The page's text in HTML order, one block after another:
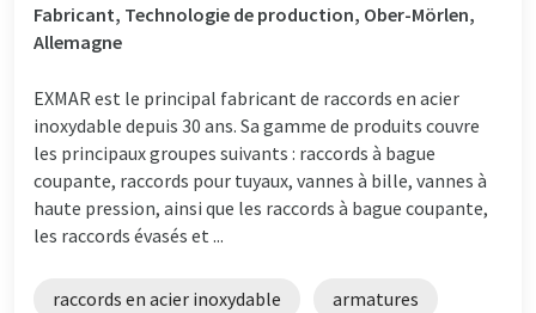
Fabricant, Technologie de production, Ober-Mörlen,
Allemagne
EXMAR est le principal fabricant de raccords en acier
inoxydable depuis 30 ans. Sa gamme de produits couvre
les principaux groupes suivants : raccords à bague
coupante, raccords pour tuyaux, vannes à bille, vannes à
haute pression, ainsi que les raccords à bague coupante,
les raccords évasés et ...
raccords en acier inoxydable armatures